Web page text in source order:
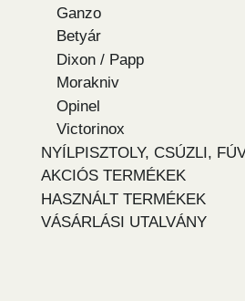
Ganzo
Betyár
Dixon / Papp
Morakniv
Opinel
Victorinox
NYÍLPISZTOLY, CSÚZLI,
AKCIÓS TERMÉKEK
HASZNÁLT TERMÉKEK
VÁSÁRLÁSI UTALVÁNY